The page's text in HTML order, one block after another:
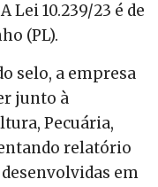
Lei 10.239/23 é de
(PL).
selo, a empresa
junto à
Pecuária,
relatório
em